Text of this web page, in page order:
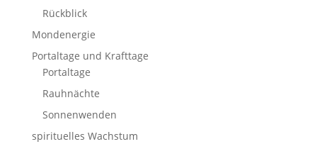
Rückblick
Mondenergie
Portaltage und Krafttage
Portaltage
Rauhnächte
Sonnenwenden
spirituelles Wachstum